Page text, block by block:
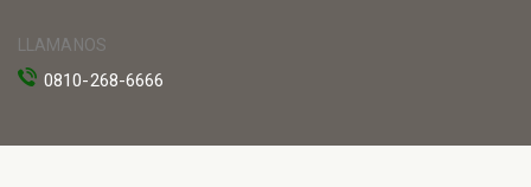
LLAMANOS
0810-268-6666